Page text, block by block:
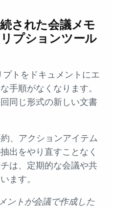
された会議メモ
プションツール
プトをドキュメントにエ
手順がなくなります。
同じ形式の新しい文書
、アクションアイテム
出をやり直すことなく
は、定期的な会議や共
ます。
ントが会議で作成した